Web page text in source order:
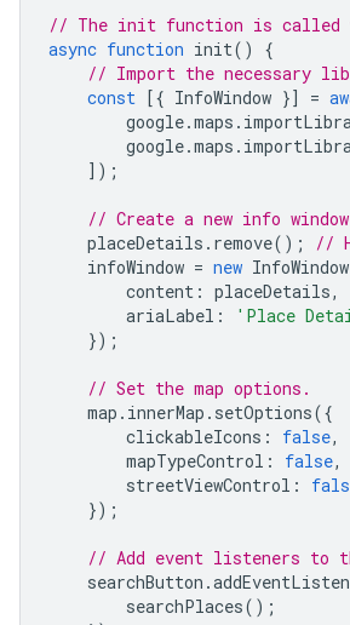
// The init function is called
async function init()
{
// Import the necessary
const [{ InfoWindow }] =
google.maps .
google.maps .
]);
// Create a new info
placeDetails . remove();
//
infoWindow = new InfoWindow
content : placeDetails,
ariaLabel : 'Place
});
// Set the map options.
map . innerMap . setOptions({
clickableIcons : false,
mapTypeControl : false,
streetViewControl :
});
// Add event listeners to
searchButton .
searchPlaces();